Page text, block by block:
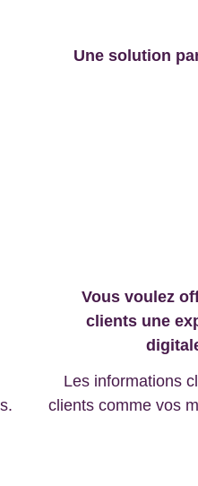
Une solution
Les informations
clients comme vos
Vous voulez
clients une